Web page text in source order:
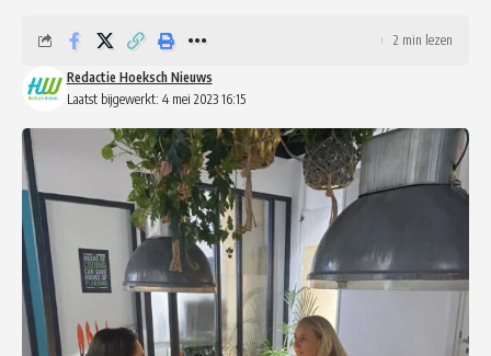
Laatst bijgewerkt: 4 mei 2023 16:15
Redactie Hoeksch Nieuws
2 min lezen